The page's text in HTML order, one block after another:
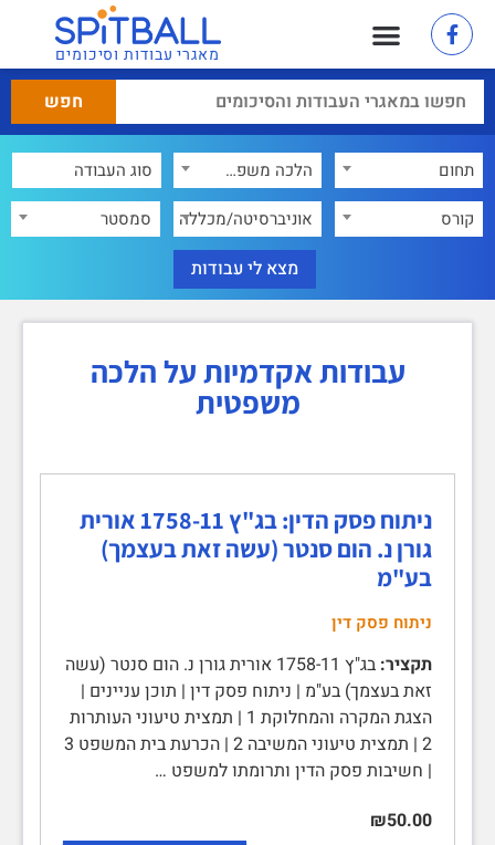
מאגרי עבודות וסיכומים
תחום
הלכה משפטית
קורס
אוניברסיטה/מכללה סמסטר
עבודות אקדמיות על הלכה
משפטית
ניתוח פסק הדין: בג"ץ 1758-11 אורית
גורן נ. הום סנטר (עשה זאת בעצמך)
בע"מ
ניתוח פסק דין
תקציר:
בג"ץ 1758-11 אורית גורן נ. הום סנטר (עשה
זאת בעצמך) בע"מ | ניתוח פסק דין | תוכן עניינים |
הצגת המקרה והמחלוקת 1 | תמצית טיעוני העותרות
2 | תמצית טיעוני המשיבה 2 | הכרעת בית המשפט 3
| חשיבות פסק הדין ותרומתו למשפט …
₪50.00